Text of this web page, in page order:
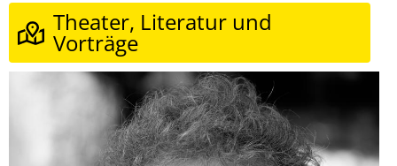
Theater, Literatur und
Vorträge